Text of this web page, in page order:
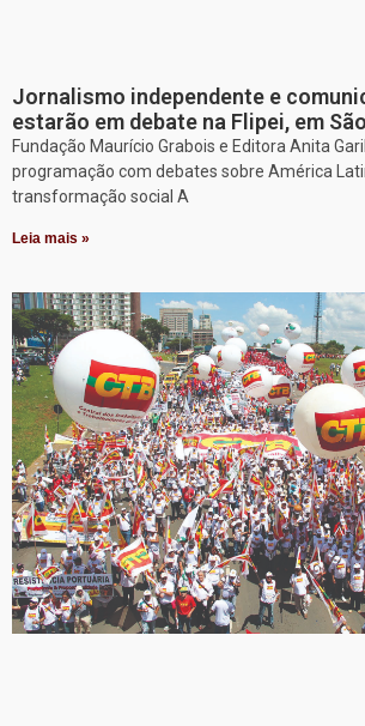
Jornalismo independente e
estarão em debate na Flipei, em
Fundação Maurício Grabois e Editora Anita
programação com debates sobre América
transformação social A
Leia mais »